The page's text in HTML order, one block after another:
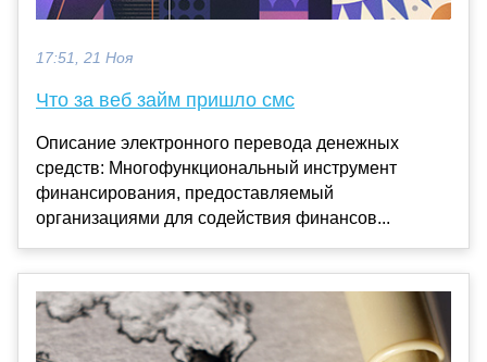
17:51, 21 Ноя
Что за веб займ пришло смс
Описание электронного перевода денежных
средств: Многофункциональный инструмент
финансирования, предоставляемый
организациями для содействия финансов...